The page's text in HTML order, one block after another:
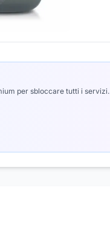
per sbloccare tutti i servizi.